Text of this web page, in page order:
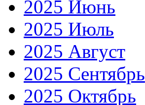
2025 Июнь
2025 Июль
2025 Август
2025 Сентябрь
2025 Октябрь